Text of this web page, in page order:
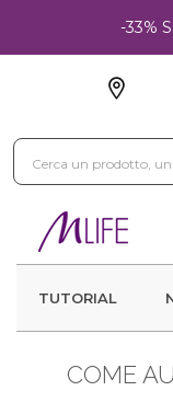
-33%
TUTORIAL
COME